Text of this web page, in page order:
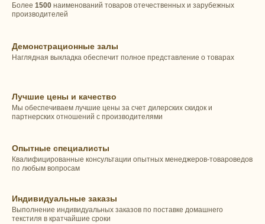
Более 1500 наименований товаров отечественных и зарубежных
производителей
Демонстрационные залы
Наглядная выкладка обеспечит полное представление о товарах
Лучшие цены и качество
Мы обеспечиваем лучшие цены за счет дилерских скидок и
партнерских отношений с производителями
Опытные специалисты
Квалифицированные консультации опытных менеджеров-товароведов
по любым вопросам
Индивидуальные заказы
Выполнение индивидуальных заказов по поставке домашнего
текстиля в кратчайшие сроки